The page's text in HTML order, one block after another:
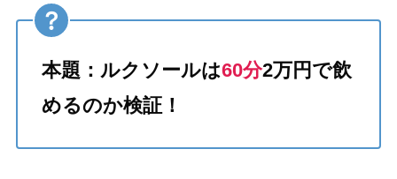
本題：ルクソールは60分2万円で飲
めるのか検証！